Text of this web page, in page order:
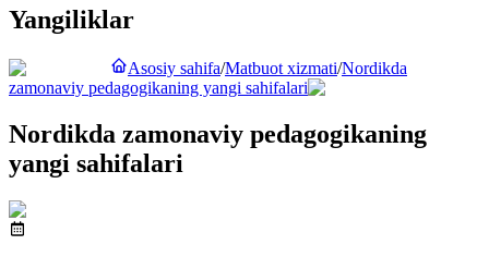
Yangiliklar
Asosiy sahifa/Matbuot xizmati/Nordikda
zamonaviy pedagogikaning yangi sahifalari
Nordikda zamonaviy pedagogikaning
yangi sahifalari